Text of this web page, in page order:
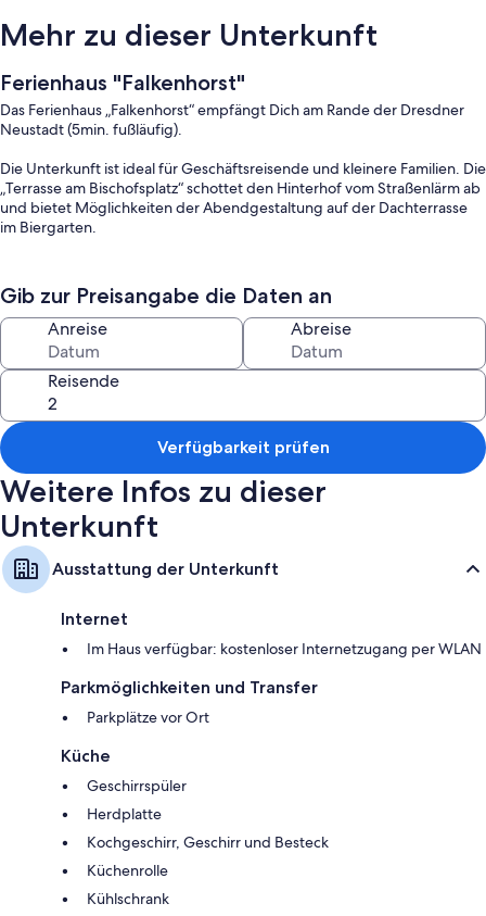
Mehr zu dieser Unterkunft
Ferienhaus "Falkenhorst"
Das Ferienhaus „Falkenhorst“ empfängt Dich am Rande der Dresdner
Neustadt (5min. fußläufig).
Die Unterkunft ist ideal für Geschäftsreisende und kleinere Familien. Die
„Terrasse am Bischofsplatz“ schottet den Hinterhof vom Straßenlärm ab
und bietet Möglichkeiten der Abendgestaltung auf der Dachterrasse
im Biergarten.
Rückzugsort auch eine überdachte Terrasse zum Grillen.
Bei uns genießt Du einen angenehmen und gehobenen Wohnkomfort.
Es gibt ein Doppelbett und zwei Klappmatratzen mit eingeschränktem
Schlafkomfort.
1 sicherer Parkplatz im Hof direkt vor der Unterkunft
Gib zur Preisangabe die Daten an
Anreise Abreise
Reisende
Verfügbarkeit prüfen
Weitere Infos zu dieser
Unterkunft
Ausstattung der Unterkunft
Internet
Im Haus verfügbar: kostenloser Internetzugang per WLAN
Parkmöglichkeiten und Transfer
Parkplätze vor Ort
Küche
Geschirrspüler
Herdplatte
Kochgeschirr, Geschirr und Besteck
Küchenrolle
Kühlschrank